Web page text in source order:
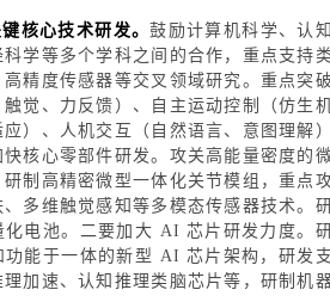
核心技术研发。 鼓励计算机科学、认
学等多个学科之间的合作，重点支持
精度传感器等交叉领域研究。重点突
觉、力反馈）、自主运动控制（仿生
）、人机交互（自然语言、意图理解
核心零部件研发。攻关高能量密度的
制高精密微型一体化关节模组，重点
多维触觉感知等多模态传感器技术。
化电池。二要加大 AI 芯片研发力度。
功能于一体的新型 AI 芯片架构，研发
加速、认知推理类脑芯片等，研制机